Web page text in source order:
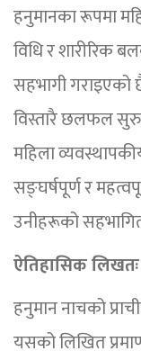
हनुमानका रूपमा
विधि र शारीरिक
सहभागी गराइएको
विस्तारै छलफल
महिला
सङ्घर्षपूर्ण र
उनीहरूको
ऐतिहासिक
हनुमान नाचको
यसको लिखित